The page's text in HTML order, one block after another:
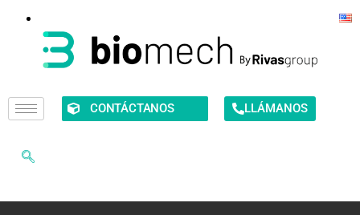
CONTÁCTANOS LLÁMANOS